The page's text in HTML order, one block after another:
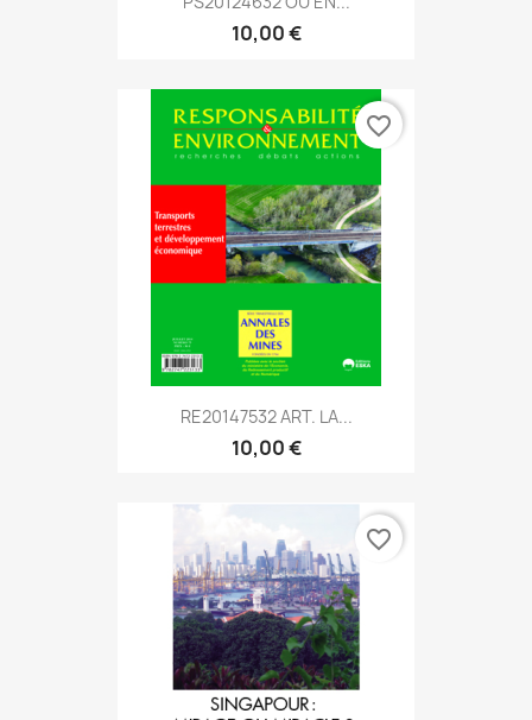
10,00 €
RE20147532 ART. LA...
10,00 €
favorite_border
favorite_border